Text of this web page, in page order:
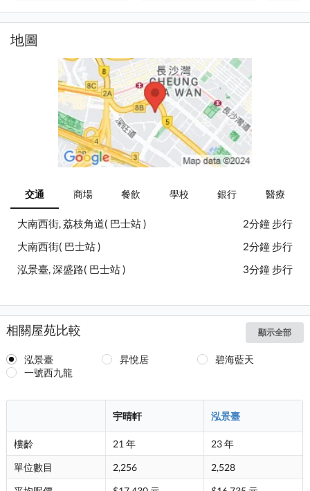
地圖
交通 商場 餐飲 學校 銀行 醫療
大南西街, 荔枝角道( 巴士站 )
2分鐘 步行
大南西街( 巴士站 )
2分鐘 步行
泓景臺, 深盛路( 巴士站 )
3分鐘 步行
相關屋苑比較 顯示全部
泓景臺 昇悅居
碧海藍天
一號西九龍
宇晴軒 泓景臺
樓齡 21 年
23 年
單位數目
2,256
2,528